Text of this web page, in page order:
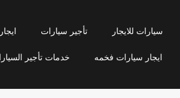
سيارات للايجار تأجير سيارات
ايجار سيارات فخمه خدمات تأجير